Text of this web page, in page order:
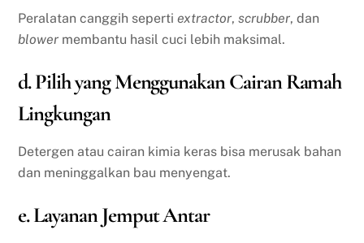
Peralatan canggih sepertiextractor,scrubber, dan
blower membantu hasil cuci lebih maksimal.
d. Pilih yang Menggunakan Cairan Ramah
Lingkungan
Detergen atau cairan kimia keras bisa merusak bahan
dan meninggalkan bau menyengat.
e. Layanan Jemput Antar